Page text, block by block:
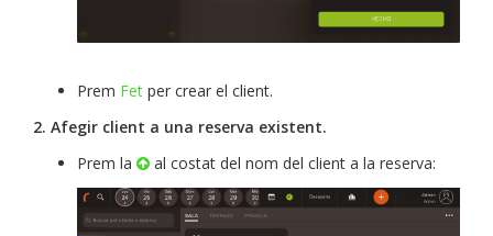
Prem Fet per crear el client.
2. Afegir client a una reserva existent.
Prem la
al costat del nom del client a la reserva: